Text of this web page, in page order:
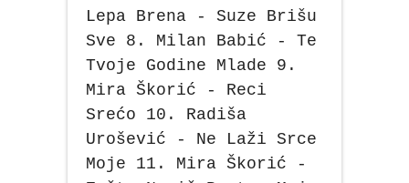
Lepa Brena - Suze Brišu
Sve 8. Milan Babić - Te
Tvoje Godine Mlade 9.
Mira Škorić - Reci
Srećo 10. Radiša
Urošević - Ne Laži Srce
Moje 11. Mira Škorić -